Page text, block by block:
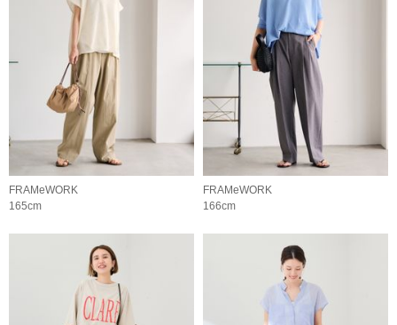
FRAMeWORK
165cm
FRAMeWORK
166cm